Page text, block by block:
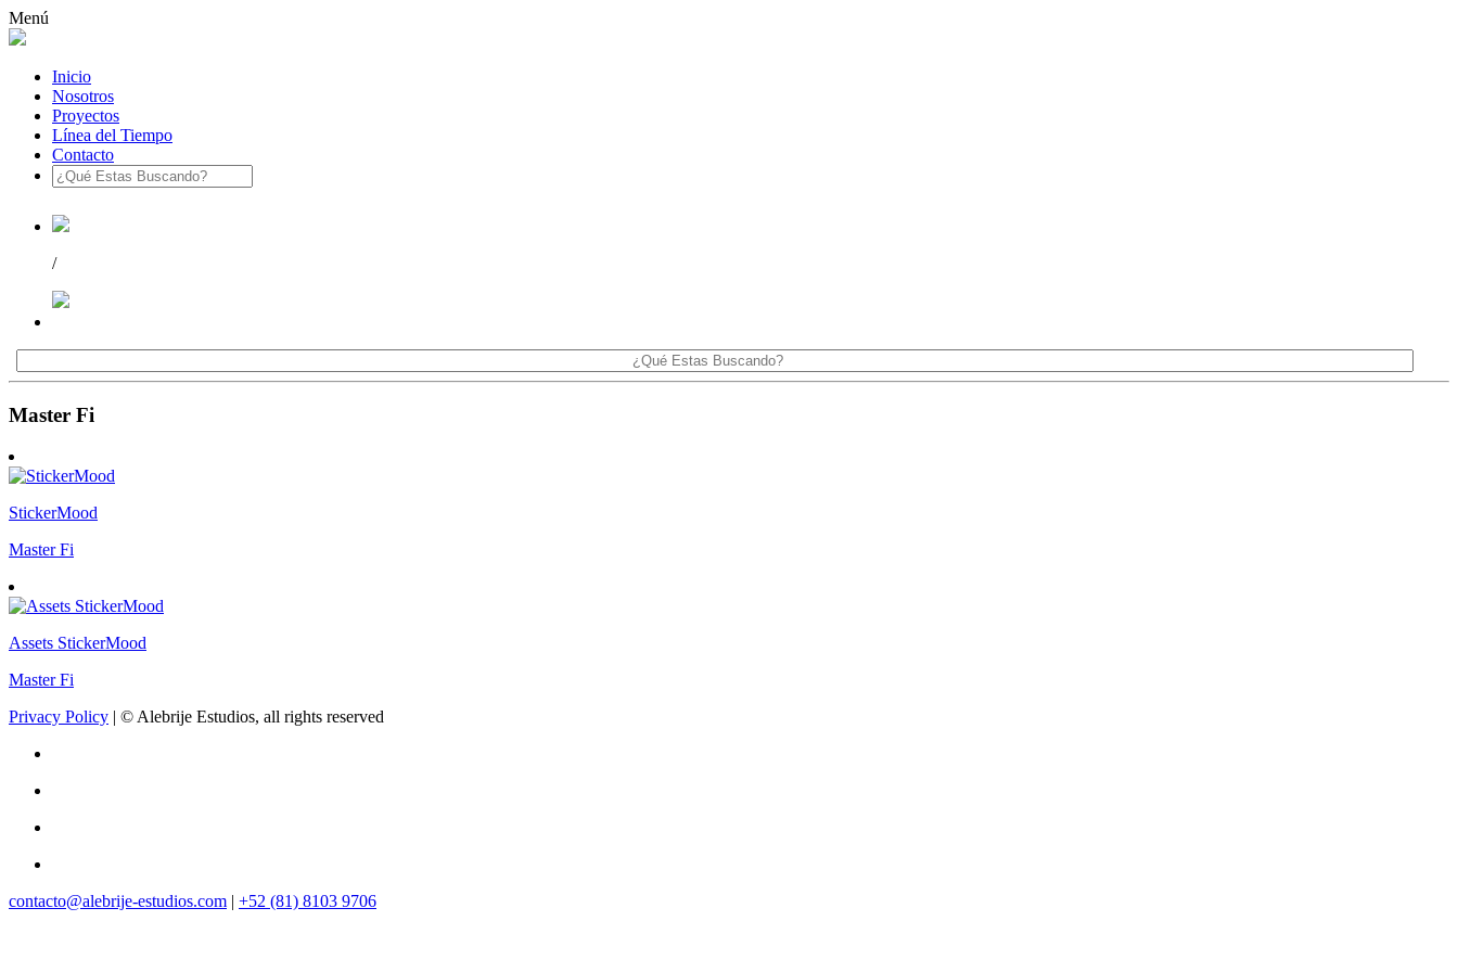
Menú
Inicio
Nosotros
Proyectos
Línea del Tiempo
Contacto
/
Master Fi
StickerMood
Master Fi
Assets StickerMood
Master Fi
Privacy Policy | © Alebrije Estudios, all rights reserved
contacto@alebrije-estudios.com | +52 (81) 8103 9706